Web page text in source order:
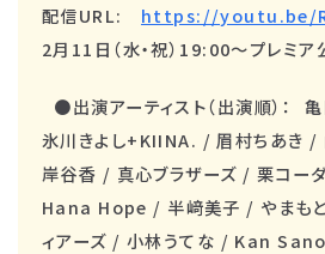
配信URL: https://youtu.be/
2月11日（水・祝）19:00～プレミ
●出演アーティスト（出演順）：
氷川きよし+KIINA. / 眉村ちあき
岸谷香 / 真心ブラザーズ / 栗コー
Hana Hope / 半﨑美子 / やまも
ィアーズ / 小林うてな / Kan